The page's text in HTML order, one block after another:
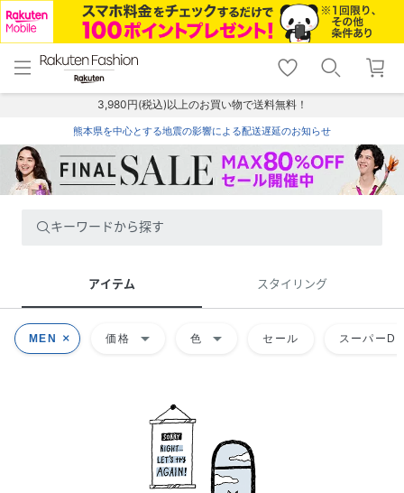
menu home
トップ
shopping_cart lock_outline
ログイン
3,980円(税込)以上のお買い物で送料無料！
熊本県を中心とする地震の影響による配送遅延のお知らせ
キーワードから探す
アイテム スタイリング
MEN 価格 arrow_drop_down 色 arrow_drop_down セール スーパー